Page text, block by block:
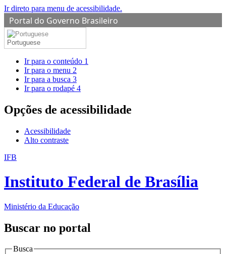
Ir direto para menu de acessibilidade.
Portal do Governo Brasileiro
Portuguese
Ir para o conteúdo 1
Ir para o menu 2
Ir para a busca 3
Ir para o rodapé 4
Opções de acessibilidade
Acessibilidade
Alto contraste
IFB
Instituto Federal de Brasília
Ministério da Educação
Buscar no portal
Busca